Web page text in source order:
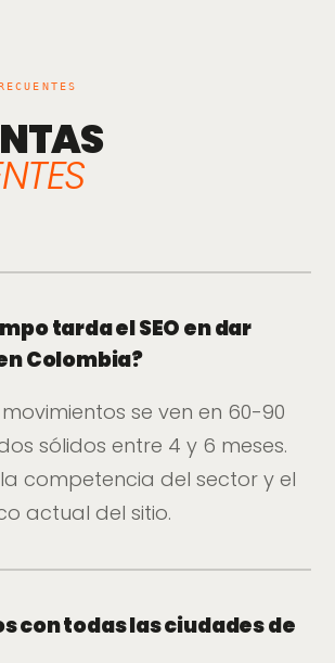
tarda el SEO en dar
Colombia?
se ven en 60-90
sólidos entre 4 y 6 meses.
competencia del sector y el
actual del sitio.
con todas las ciudades de